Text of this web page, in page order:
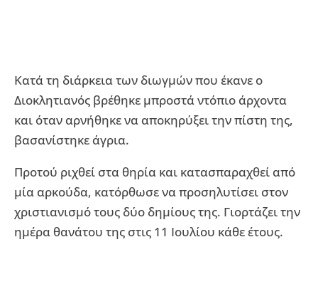
Κατά τη διάρκεια των διωγμών που έκανε ο
Διοκλητιανός βρέθηκε μπροστά ντόπιο άρχοντα
και όταν αρνήθηκε να αποκηρύξει την πίστη της,
βασανίστηκε άγρια.
Προτού ριχθεί στα θηρία και κατασπαραχθεί από
μία αρκούδα, κατόρθωσε να προσηλυτίσει στον
χριστιανισμό τους δύο δημίους της. Γιορτάζει την
ημέρα θανάτου της στις 11 Ιουλίου κάθε έτους.